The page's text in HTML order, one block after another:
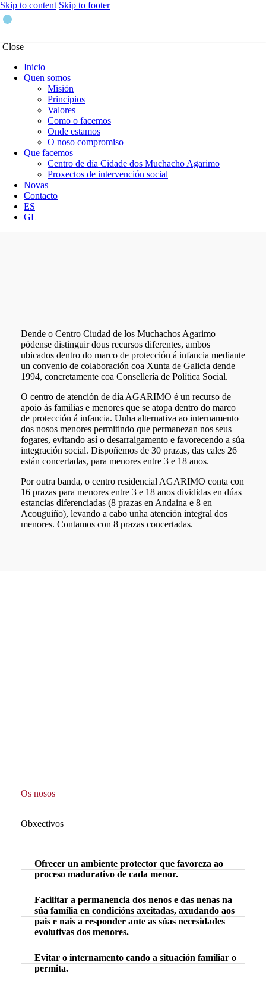
Skip to content Skip to footer
Close
Inicio
Quen somos
Misión
Principios
Valores
Como o facemos
Onde estamos
O noso compromiso
Que facemos
Centro de día Cidade dos Muchacho Agarimo
Proxectos de intervención social
Novas
Contacto
ES
GL
Dende o Centro Ciudad de los Muchachos Agarimo
pódense distinguir dous recursos diferentes, ambos
ubicados dentro do marco de protección á infancia mediante
un convenio de colaboración coa Xunta de Galicia dende
1994, concretamente coa Consellería de Política Social.
O centro de atención de día AGARIMO é un recurso de
apoio ás familias e menores que se atopa dentro do marco
de protección á infancia. Unha alternativa ao internamento
dos nosos menores permitindo que permanezan nos seus
fogares, evitando así o desarraigamento e favorecendo a súa
integración social. Dispoñemos de 30 prazas, das cales 26
están concertadas, para menores entre 3 e 18 anos.
Por outra banda, o centro residencial AGARIMO conta con
16 prazas para menores entre 3 e 18 anos divididas en dúas
estancias diferenciadas (8 prazas en Andaina e 8 en
Acouguiño), levando a cabo unha atención integral dos
menores. Contamos con 8 prazas concertadas.
Os nosos
Obxectivos
Ofrecer un ambiente protector que favoreza ao
proceso madurativo de cada menor.
Facilitar a permanencia dos nenos e das nenas na
súa familia en condicións axeitadas, axudando aos
pais e nais a responder ante as súas necesidades
evolutivas dos menores.
Evitar o internamento cando a situación familiar o
permita.